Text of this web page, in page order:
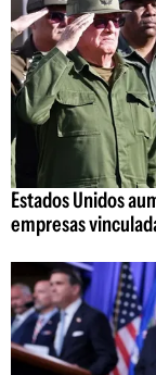
Estados Unidos
empresas